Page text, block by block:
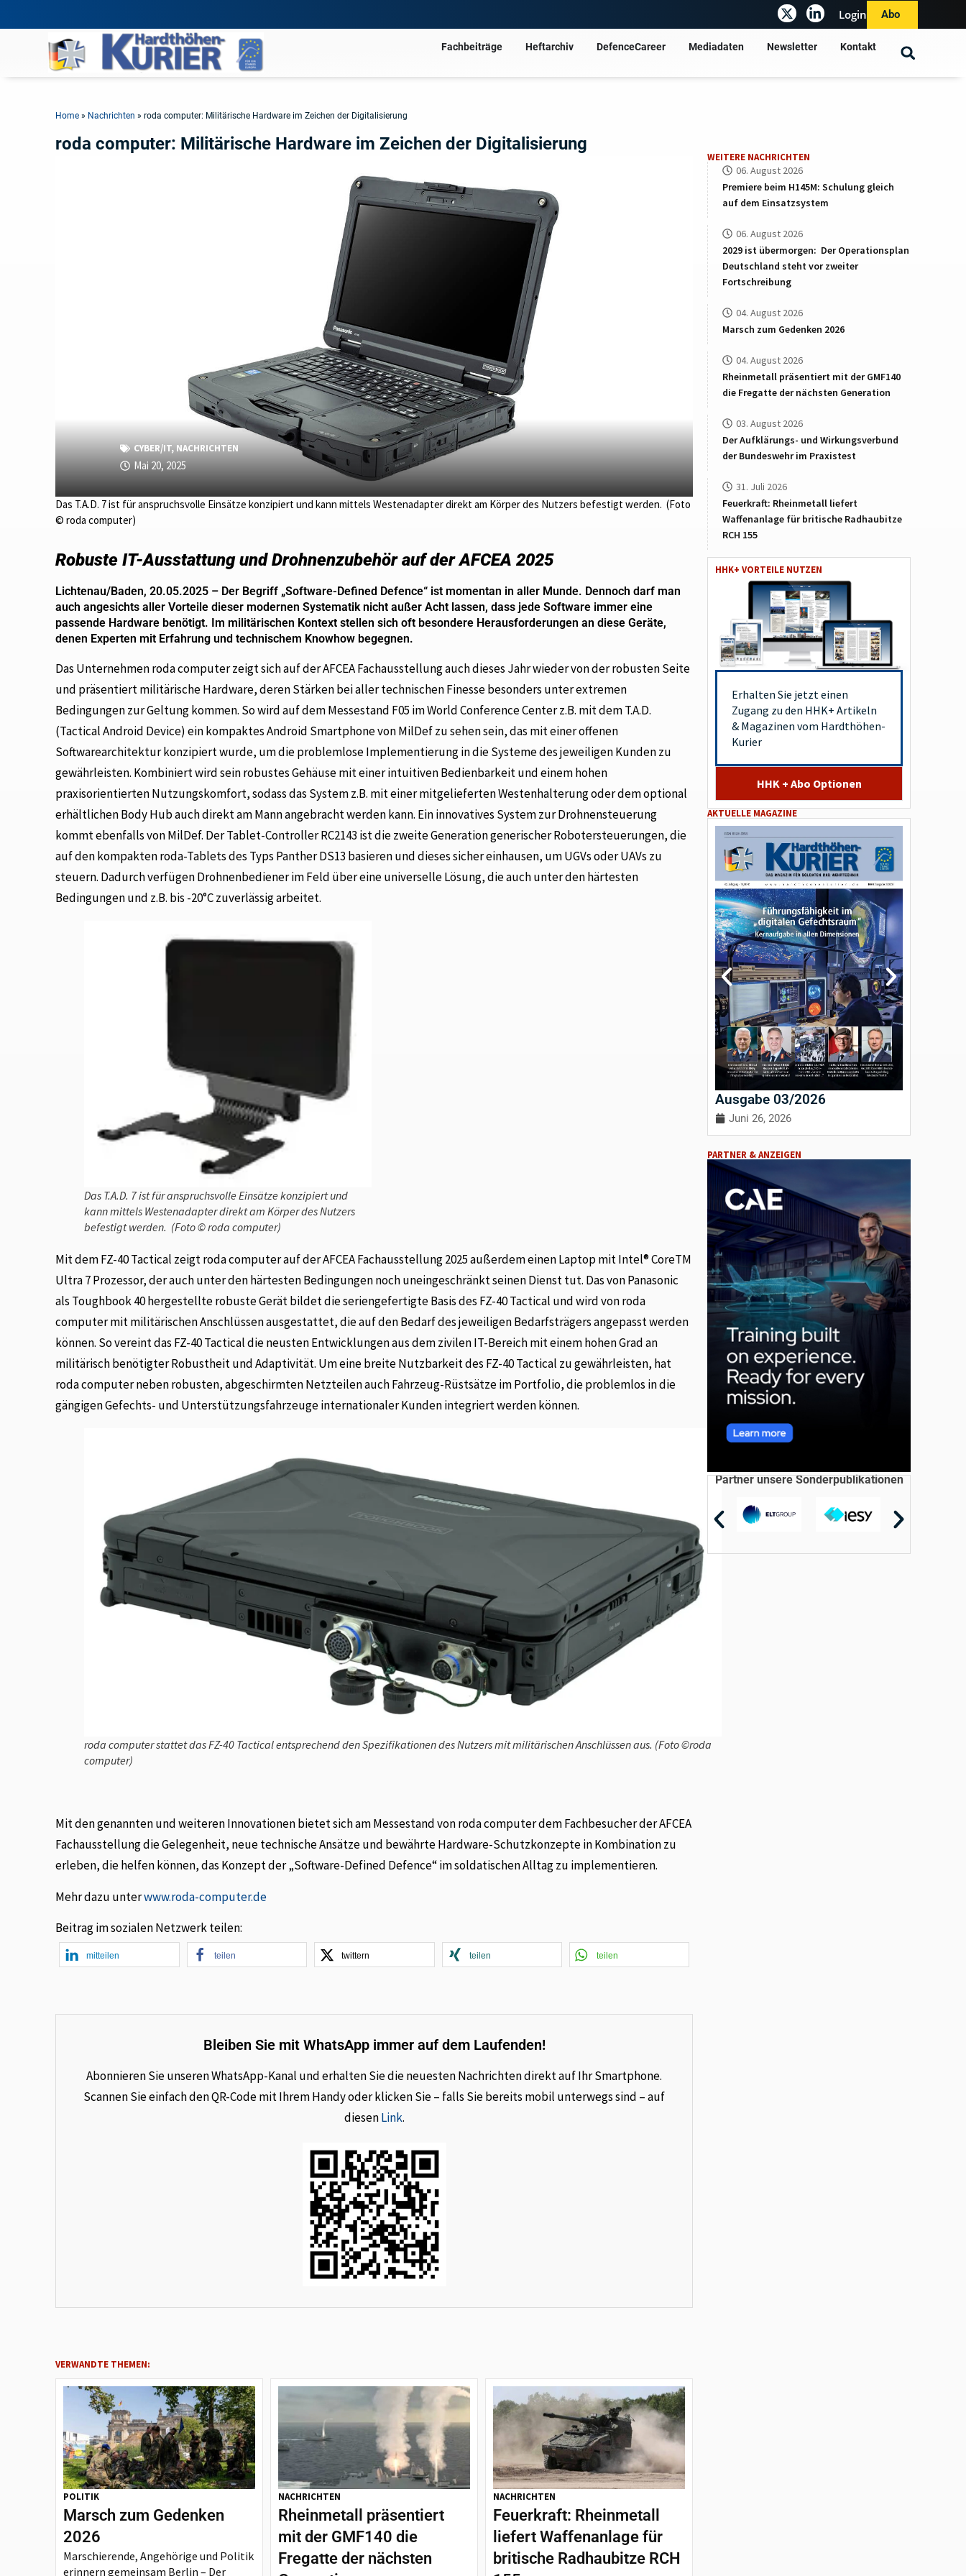
Login Abo
Fachbeiträge Heftarchiv DefenceCareer Mediadaten Newsletter Kontakt
Home » Nachrichten »roda computer: Militärische Hardware im Zeichen der Digitalisierung
roda computer: Militärische Hardware im Zeichen der Digitalisierung
CYBER/IT, NACHRICHTEN
Mai 20, 2025
Das T.A.D. 7 ist für anspruchsvolle Einsätze konzipiert und kann mittels Westenadapter direkt am Körper des Nutzers befestigt werden. (Foto
© roda computer)
Robuste IT-Ausstattung und Drohnenzubehör auf der AFCEA 2025
Lichtenau/Baden, 20.05.2025 – Der Begriff „Software-Defined Defence“ ist momentan in aller Munde. Dennoch darf man
auch angesichts aller Vorteile dieser modernen Systematik nicht außer Acht lassen, dass jede Software immer eine
passende Hardware benötigt. Im militärischen Kontext stellen sich oft besondere Herausforderungen an diese Geräte,
denen Experten mit Erfahrung und technischem Knowhow begegnen.
Das Unternehmen roda computer zeigt sich auf der AFCEA Fachausstellung auch dieses Jahr wieder von der robusten Seite
und präsentiert militärische Hardware, deren Stärken bei aller technischen Finesse besonders unter extremen
Bedingungen zur Geltung kommen. So wird auf dem Messestand F05 im World Conference Center z.B. mit dem T.A.D.
(Tactical Android Device) ein kompaktes Android Smartphone von MilDef zu sehen sein, das mit einer offenen
Softwarearchitektur konzipiert wurde, um die problemlose Implementierung in die Systeme des jeweiligen Kunden zu
gewährleisten. Kombiniert wird sein robustes Gehäuse mit einer intuitiven Bedienbarkeit und einem hohen
praxisorientierten Nutzungskomfort, sodass das System z.B. mit einer mitgelieferten Westenhalterung oder dem optional
erhältlichen Body Hub auch direkt am Mann angebracht werden kann. Ein innovatives System zur Drohnensteuerung
kommt ebenfalls von MilDef. Der Tablet-Controller RC2143 ist die zweite Generation generischer Robotersteuerungen, die
auf den kompakten roda-Tablets des Typs Panther DS13 basieren und dieses sicher einhausen, um UGVs oder UAVs zu
steuern. Dadurch verfügen Drohnenbediener im Feld über eine universelle Lösung, die auch unter den härtesten
Bedingungen und z.B. bis -20°C zuverlässig arbeitet.
Das T.A.D. 7 ist für anspruchsvolle Einsätze konzipiert und
kann mittels Westenadapter direkt am Körper des Nutzers
befestigt werden. (Foto © roda computer)
Mit dem FZ-40 Tactical zeigt roda computer auf der AFCEA Fachausstellung 2025 außerdem einen Laptop mit Intel® CoreTM
Ultra 7 Prozessor, der auch unter den härtesten Bedingungen noch uneingeschränkt seinen Dienst tut. Das von Panasonic
als Toughbook 40 hergestellte robuste Gerät bildet die seriengefertigte Basis des FZ-40 Tactical und wird von roda
computer mit militärischen Anschlüssen ausgestattet, die auf den Bedarf des jeweiligen Bedarfsträgers angepasst werden
können. So vereint das FZ-40 Tactical die neusten Entwicklungen aus dem zivilen IT-Bereich mit einem hohen Grad an
militärisch benötigter Robustheit und Adaptivität. Um eine breite Nutzbarkeit des FZ-40 Tactical zu gewährleisten, hat
roda computer neben robusten, abgeschirmten Netzteilen auch Fahrzeug-Rüstsätze im Portfolio, die problemlos in die
gängigen Gefechts- und Unterstützungsfahrzeuge internationaler Kunden integriert werden können.
roda computer stattet das FZ-40 Tactical entsprechend den Spezifikationen des Nutzers mit militärischen Anschlüssen aus. (Foto ©roda
computer)
Mit den genannten und weiteren Innovationen bietet sich am Messestand von roda computer dem Fachbesucher der AFCEA
Fachausstellung die Gelegenheit, neue technische Ansätze und bewährte Hardware-Schutzkonzepte in Kombination zu
erleben, die helfen können, das Konzept der „Software-Defined Defence“ im soldatischen Alltag zu implementieren.
Mehr dazu unterwww.roda-computer.de
Beitrag im sozialen Netzwerk teilen:
mitteilen teilen twittern teilen teilen
Bleiben Sie mit WhatsApp immer auf dem Laufenden!
Abonnieren Sie unseren WhatsApp-Kanal und erhalten Sie die neuesten Nachrichten direkt auf Ihr Smartphone.
Scannen Sie einfach den QR-Code mit Ihrem Handy oder klicken Sie – falls Sie bereits mobil unterwegs sind – auf
diesenLink.
VERWANDTE THEMEN:
POLITIK
Marsch zum Gedenken
2026
Marschierende, Angehörige und Politik
erinnern gemeinsam Berlin – Der
NACHRICHTEN
Rheinmetall präsentiert
mit der GMF140 die
Fregatte der nächsten
NACHRICHTEN
Feuerkraft: Rheinmetall
liefert Waffenanlage für
britische Radhaubitze RCH
WEITERE NACHRICHTEN
06. August 2026
Premiere beim H145M: Schulung gleich
auf dem Einsatzsystem
06. August 2026
2029 ist übermorgen: Der Operationsplan
Deutschland steht vor zweiter
Fortschreibung
04. August 2026
Marsch zum Gedenken 2026
04. August 2026
Rheinmetall präsentiert mit der GMF140
die Fregatte der nächsten Generation
03. August 2026
Der Aufklärungs- und Wirkungsverbund
der Bundeswehr im Praxistest
31. Juli 2026
Feuerkraft: Rheinmetall liefert
Waffenanlage für britische Radhaubitze
RCH 155
HHK+ VORTEILE NUTZEN
Erhalten Sie jetzt einen
Zugang zu den HHK+ Artikeln
& Magazinen vom Hardthöhen-
Kurier
HHK + Abo Optionen
AKTUELLE MAGAZINE
Ausgabe 03/2026
Juni 26, 2026
PARTNER & ANZEIGEN
Partner unsere Sonderpublikationen